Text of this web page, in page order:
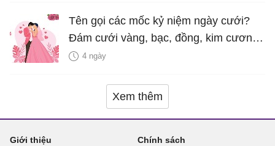
Tên gọi các mốc kỷ niệm ngày cưới?
Đám cưới vàng, bạc, đồng, kim cương
là bao nhiêu năm?
4 ngày
Xem thêm
Giới thiệu
Chính sách